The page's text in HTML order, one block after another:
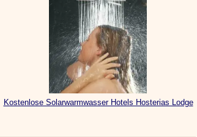
Kostenlose Solarwarmwasser Hotels Hosterias Lodge